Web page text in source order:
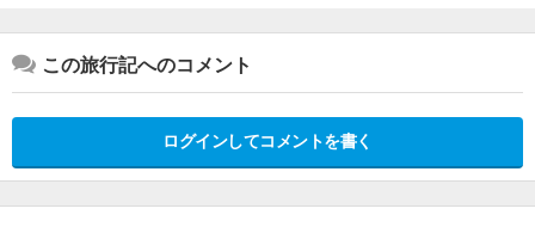
この旅行記へのコメント
ログインしてコメントを書く